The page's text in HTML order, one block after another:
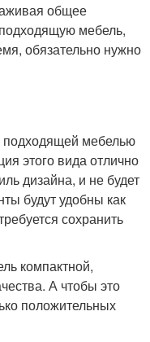
общее
мебель,
обязательно нужно
подходящей мебелью
этого вида отлично
дизайна, и не будет
будут удобны как
сохранить
компактной,
А чтобы это
положительных